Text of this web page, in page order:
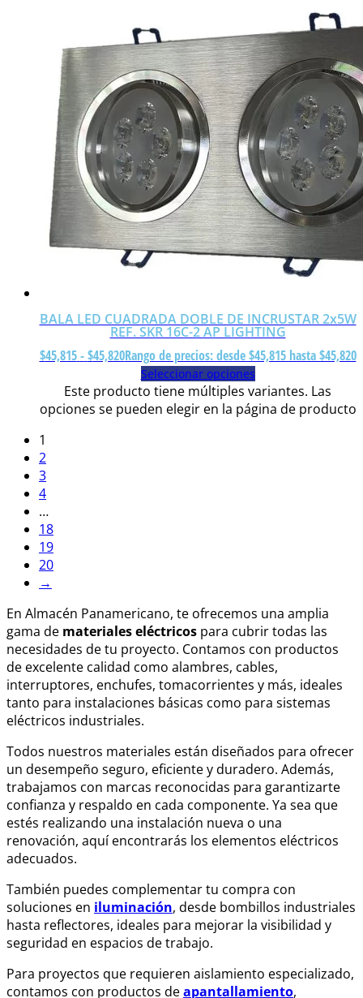
BALA LED CUADRADA DOBLE DE INCRUSTAR 2x5W
REF. SKR 16C-2 AP LIGHTING
$45,815 - $45,820Rango de precios: desde $45,815 hasta $45,820
Seleccionar opciones
Este producto tiene múltiples variantes. Las
opciones se pueden elegir en la página de producto
1
2
3
4
…
18
19
20
→
En Almacén Panamericano, te ofrecemos una amplia
gama de materiales eléctricos para cubrir todas las
necesidades de tu proyecto. Contamos con productos
de excelente calidad como alambres, cables,
interruptores, enchufes, tomacorrientes y más, ideales
tanto para instalaciones básicas como para sistemas
eléctricos industriales.
Todos nuestros materiales están diseñados para ofrecer
un desempeño seguro, eficiente y duradero. Además,
trabajamos con marcas reconocidas para garantizarte
confianza y respaldo en cada componente. Ya sea que
estés realizando una instalación nueva o una
renovación, aquí encontrarás los elementos eléctricos
adecuados.
También puedes complementar tu compra con
soluciones en iluminación, desde bombillos industriales
hasta reflectores, ideales para mejorar la visibilidad y
seguridad en espacios de trabajo.
Para proyectos que requieren aislamiento especializado,
contamos con productos deapantallamiento,